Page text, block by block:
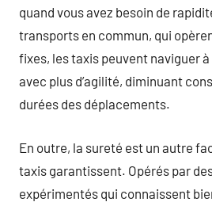
quand vous avez besoin de
transports en commun, qui
fixes, les taxis peuvent naviguer
avec plus d’agilité, diminuant
durées des déplacements.
En outre, la sureté est un autre
taxis garantissent. Opérés par
expérimentés qui connaissent